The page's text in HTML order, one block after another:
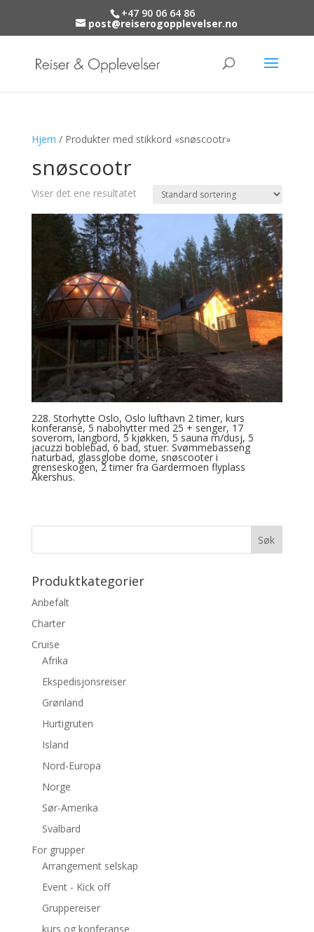
+47 90 06 64 86
post@reiserogopplevelser.no
Hjem / Produkter med stikkord «snøscootr»
snøscootr
Viser det ene resultatet
228. Storhytte Oslo, Oslo lufthavn 2 timer, kurs
konferanse, 5 nabohytter med 25 + senger, 17
soverom, langbord, 5 kjøkken, 5 sauna m/dusj, 5
jacuzzi boblebad, 6 bad, stuer. Svømmebasseng
naturbad, glassglobe dome, snøscooter i
grenseskogen, 2 timer fra Gardermoen flyplass
Akershus.
Produktkategorier
Anbefalt
Charter
Cruise
Afrika
Ekspedisjonsreiser
Grønland
Hurtigruten
Island
Nord-Europa
Norge
Sør-Amerika
Svalbard
For grupper
Arrangement selskap
Event - Kick off
Gruppereiser
kurs og konferanse